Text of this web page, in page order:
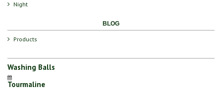
Night
BLOG
Products
Washing Balls
Tourmaline